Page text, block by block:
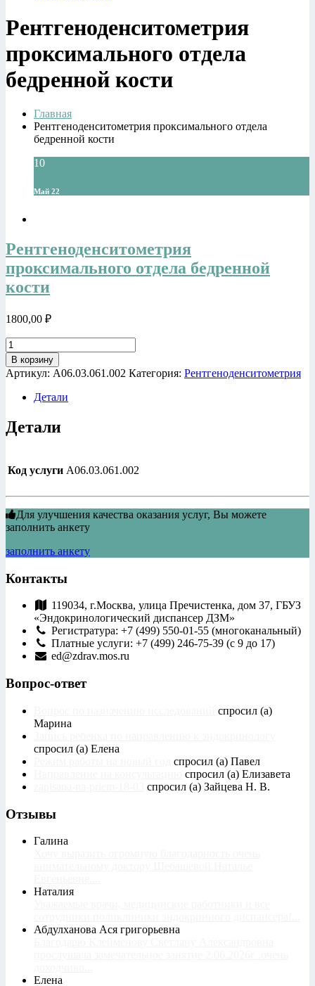
Рентгеноденситометрия
проксимального отдела
бедренной кости
Главная
Рентгеноденситометрия проксимального отдела
бедренной кости
10
Май 22
Рентгеноденситометрия
проксимального отдела бедренной
кости
1800,00 ₽
Количество
товара
Рентгеноденситометрия
проксимального
отдела
бедренной
кости
В корзину
Артикул: A06.03.061.002 Категория: Рентгеноденситометрия
Детали
Детали
Код услуги A06.03.061.002
Для улучшения качества оказания услуг, Вы можете
заполнить анкету
заполнить анкету
Контакты
119034, г.Москва, улица Пречистенка, дом 37, ГБУЗ
«Эндокринологический диспансер ДЗМ»
Регистратура: +7 (499) 550-01-55 (многоканальный)
Платные услуги: +7 (499) 246-75-39 (c 9 до 17)
ed@zdrav.mos.ru
Вопрос-ответ
спросил (а)
Марина
спросил (а) Елена
спросил (а) Павел
спросил (а) Елизавета
спросил (а) Зайцева Н. В.
Отзывы
Галина
Наталия
Абдулханова Ася григорьевна
Елена